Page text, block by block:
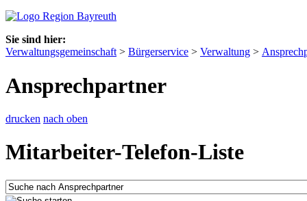
Sie sind hier:
Verwaltungsgemeinschaft > Bürgerservice > Verwaltung >
Ansprechpartner
drucken nach oben
Mitarbeiter-Telefon-Liste